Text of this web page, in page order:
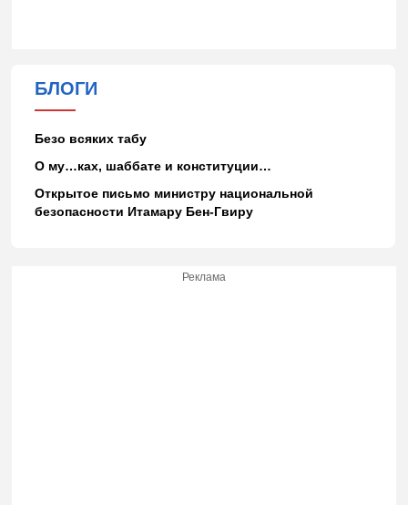
БЛОГИ
Безо всяких табу
О му…ках, шаббате и конституции…
Открытое письмо министру национальной
безопасности Итамару Бен-Гвиру
Реклама